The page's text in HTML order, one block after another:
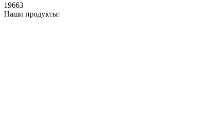
19663
Наши продукты: